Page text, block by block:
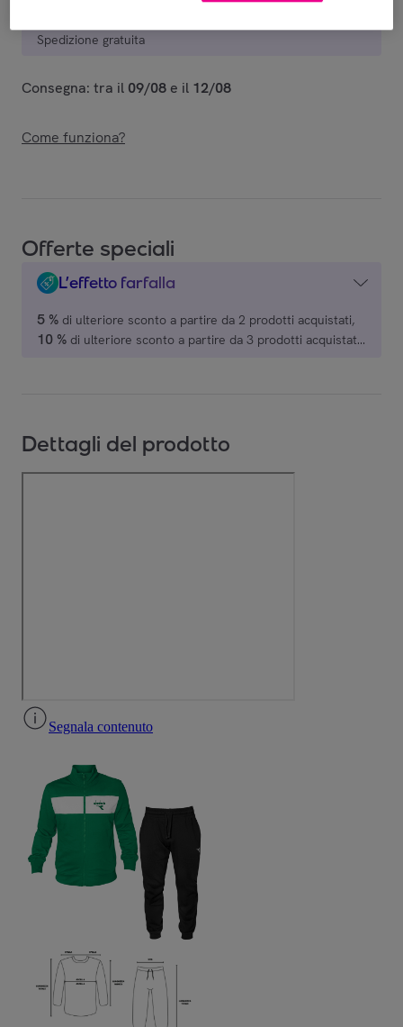
Spedizione gratuita
Consegna: tra il 09/08 e il 12/08
Come funziona?
Offerte speciali
L’effetto farfalla
5 % di ulteriore sconto a partire da 2 prodotti acquistati,
10 % di ulteriore sconto a partire da 3 prodotti acquistati,
Dettagli del prodotto
Segnala contenuto